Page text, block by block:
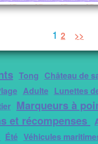
1 2 >>
Tong Château de
Adulte Lunettes
Marqueurs à
et récompenses
Été Véhicules